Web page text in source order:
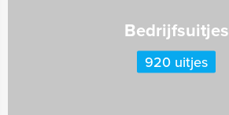
Bedrijfsuitjes
920 uitjes